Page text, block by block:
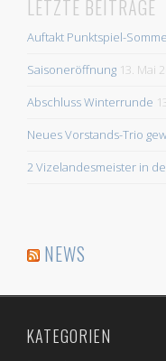
LETZTE BEITRÄGE
Auftakt Punktspiel-
Saisoneröffnung 13. Mai
Abschluss Winterrunde
Neues Vorstands-Trio
2 Vizelandesmeister in
NEWS
KATEGORIEN